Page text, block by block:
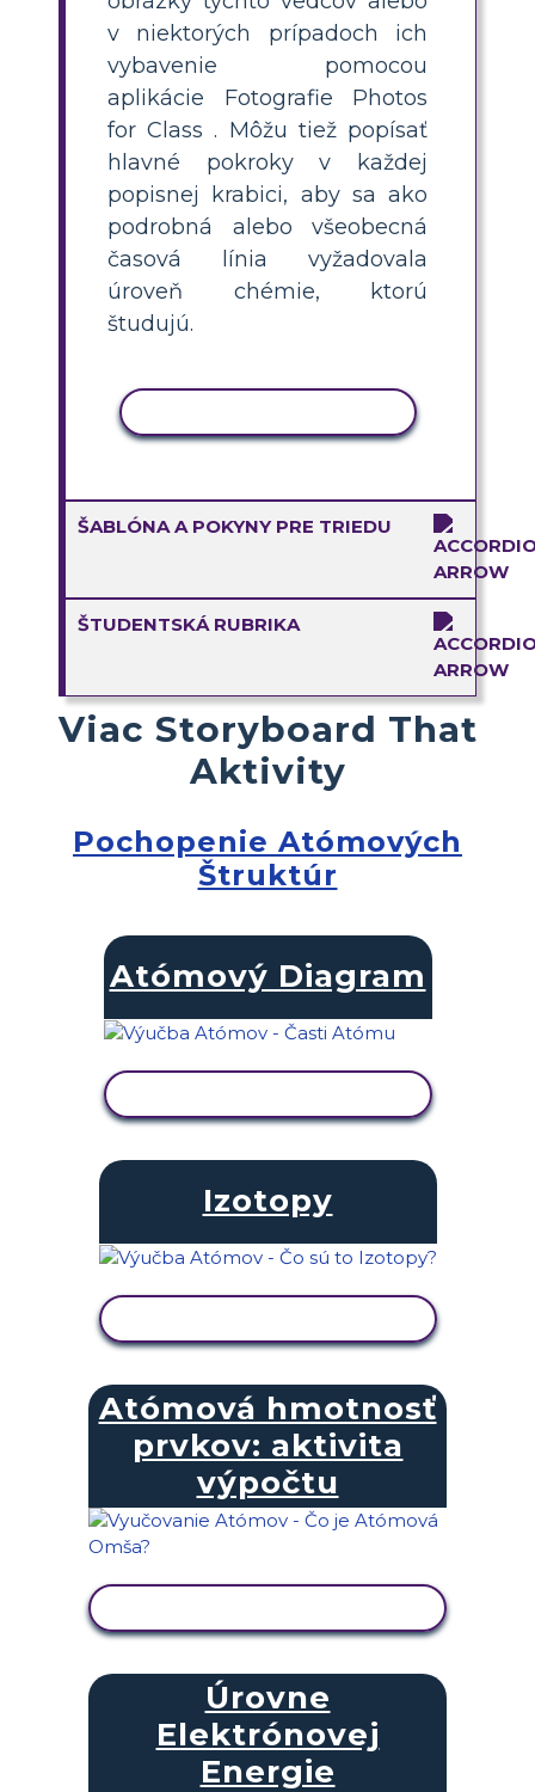
v niektorých prípadoch ich
vybavenie pomocou
aplikácie Fotografie Photos
for Class . Môžu tiež popísať
hlavné pokroky v každej
popisnej krabici, aby sa ako
podrobná alebo všeobecná
časová línia vyžadovala
úroveň chémie, ktorú
študujú.
ŠABLÓNA A POKYNY PRE TRIEDU
ŠTUDENTSKÁ RUBRIKA
Viac Storyboard That
Aktivity
Pochopenie Atómových
Štruktúr
Atómový Diagram
Izotopy
Atómová hmotnosť
prvkov: aktivita
výpočtu
Úrovne
Elektrónovej
Energie